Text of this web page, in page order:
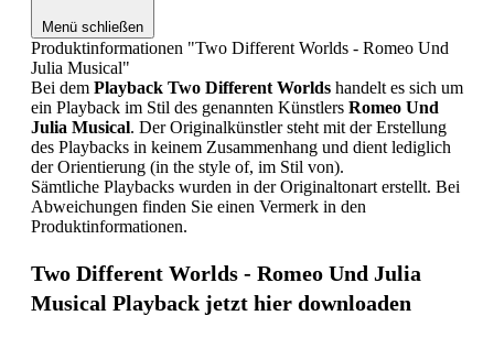
Menü schließen
Produktinformationen "Two Different Worlds - Romeo Und
Julia Musical"
Bei dem Playback Two Different Worlds handelt es sich um
ein Playback im Stil des genannten Künstlers Romeo Und
Julia Musical. Der Originalkünstler steht mit der Erstellung
des Playbacks in keinem Zusammenhang und dient lediglich
der Orientierung (in the style of, im Stil von).
Sämtliche Playbacks wurden in der Originaltonart erstellt. Bei
Abweichungen finden Sie einen Vermerk in den
Produktinformationen.
Two Different Worlds - Romeo Und Julia
Musical Playback jetzt hier downloaden